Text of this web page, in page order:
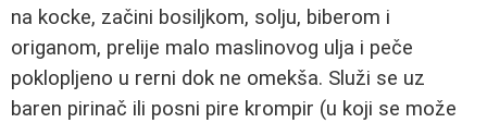
na kocke, začini bosiljkom, solju, biberom i
origanom, prelije malo maslinovog ulja i peče
poklopljeno u rerni dok ne omekša. Služi se uz
baren pirinač ili posni pire krompir (u koji se može